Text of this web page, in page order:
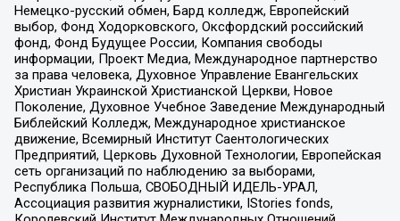
Немецко-русский обмен, Бард колледж, Европейский
выбор, Фонд Ходорковского, Оксфордский российский
фонд, Фонд Будущее России, Компания свободы
информации, Проект Медиа, Международное партнерство
за права человека, Духовное Управление Евангельских
Христиан Украинской Христианской Церкви, Новое
Поколение, Духовное Учебное Заведение Международный
Библейский Колледж, Международное христианское
движение, Всемирный Институт Саентологических
Предприятий, Церковь Духовной Технологии, Европейская
сеть организаций по наблюдению за выборами,
Республика Польша, СВОБОДНЫЙ ИДЕЛЬ-УРАЛ,
Ассоциация развития журналистики, IStories fonds,